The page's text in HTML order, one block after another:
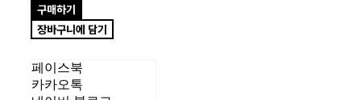
구매하기
장바구니에 담기
페이스북
카카오톡